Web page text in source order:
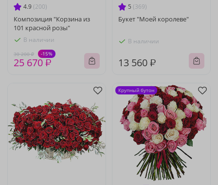
4.9 (200)
Композиция "Корзина из
101 красной розы"
В наличии
30 200 ₽ -15%
25 670 ₽
5 (369)
Букет "Моей королеве"
В наличии
13 560 ₽
Крупный бутон